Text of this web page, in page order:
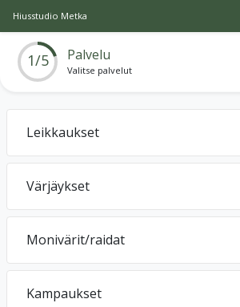
Hiusstudio Metka
1/5 Palvelu
Valitse palvelut
Leikkaukset
Värjäykset
Monivärit/raidat
Kampaukset